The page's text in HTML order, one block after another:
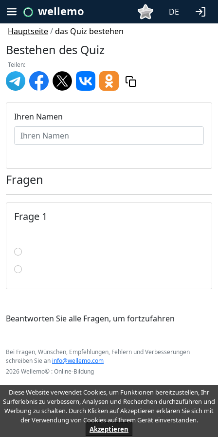
wellemo
DE
Hauptseite/das Quiz bestehen
Bestehen des Quiz
Teilen:
Ihren Namen
Fragen
Frage 1
Beantworten Sie alle Fragen, um fortzufahren
Bei Fragen, Wünschen, Empfehlungen, Fehlern und Verbesserungen
schreiben Sie an info@wellemo.com
2026 Wellemo© : Online-Bildung
Diese Website verwendet Cookies, um Funktionen bereitzustellen, Ihr
Surferlebnis zu verbessern, Analysen und Recherchen durchzuführen und
Werbung zu schalten. Durch Klicken auf Akzeptieren erklären Sie sich mit
der Verwendung von Cookies auf Ihrem Gerät einverstanden.
Akzeptieren